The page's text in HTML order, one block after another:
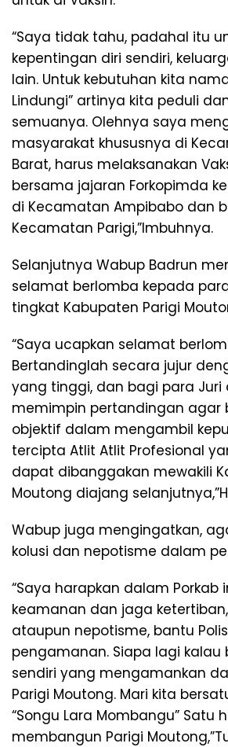
“Saya tidak tahu, padahal itu
kepentingan diri sendiri,
lain. Untuk kebutuhan kita
Lindungi” artinya kita peduli
semuanya. Olehnya saya
masyarakat khususnya di
Barat, harus melaksanakan
bersama jajaran Forkopimda
di Kecamatan Ampibabo dan
Kecamatan Parigi,”Imbuhnya.
Selanjutnya Wabup Badrun
selamat berlomba kepada
tingkat Kabupaten Parigi
“Saya ucapkan selamat
Bertandinglah secara jujur
yang tinggi, dan bagi para
memimpin pertandingan agar
objektif dalam mengambil
tercipta Atlit Atlit Profesional
dapat dibanggakan mewakili
Moutong diajang
Wabup juga mengingatkan,
kolusi dan nepotisme dalam
“Saya harapkan dalam Porkab
keamanan dan jaga
ataupun nepotisme, bantu
pengamanan. Siapa lagi kalau
sendiri yang mengamankan
Parigi Moutong. Mari kita
“Songu Lara Mombangu” Satu
membangun Parigi